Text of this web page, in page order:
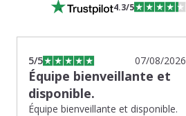
4.3/5
5/5 07/08/2026
Équipe bienveillante et
disponible.
Équipe bienveillante et disponible.